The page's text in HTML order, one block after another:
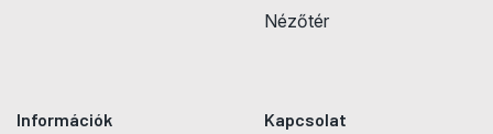
Nézőtér
Információk Kapcsolat